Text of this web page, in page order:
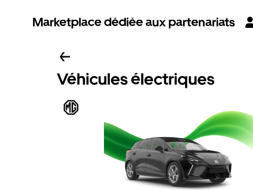
Marketplace dédiée aux partenariats
Véhicules électriques